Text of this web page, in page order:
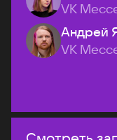
VK
Андрей
VK